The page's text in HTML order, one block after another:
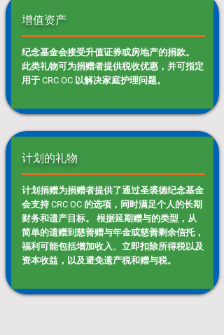
增值资产
纪念基金会接受升值证券或房地产的捐款。
此类礼物可为捐赠者提供税收优惠，并可指定
用于 CRC OC 以解决家庭护理问题。
计划的礼物
计划捐赠为捐赠者提供了通过圣裘德纪念基金
会支持 CRC OC 的选项，同时满足个人的长期
财务和遗产目标。 根据延期赠与的类型，从
简单的遗赠到慈善赠与年金或慈善剩余信托，
福利可能包括增加收入、立即扣除所得税以及
资本收益，以及避免遗产税和赠与税。